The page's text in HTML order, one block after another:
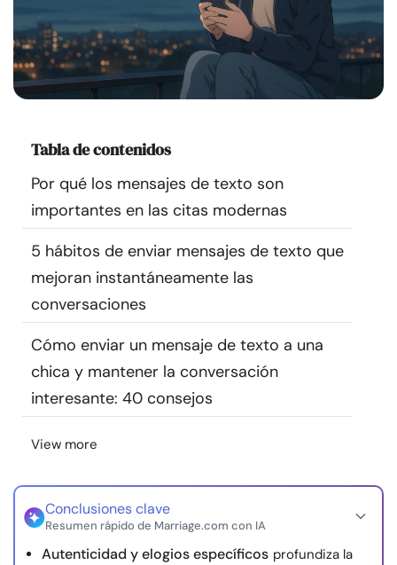
Comunidad
Encuentra un terapeuta
Sobre nosotros Contáctanos Escríbenos
Publicidad con
nosotros
Tabla de contenidos
Por qué los mensajes de texto son
importantes en las citas modernas
5 hábitos de enviar mensajes de texto que
mejoran instantáneamente las
conversaciones
Cómo enviar un mensaje de texto a una
chica y mantener la conversación
interesante: 40 consejos
View more
Conclusiones clave
Resumen rápido de Marriage.com con IA
Autenticidad y elogios específicos profundiza la